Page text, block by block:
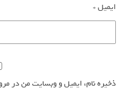
ایمیل*
ذخیره نام، ایمیل و وبسایت من در